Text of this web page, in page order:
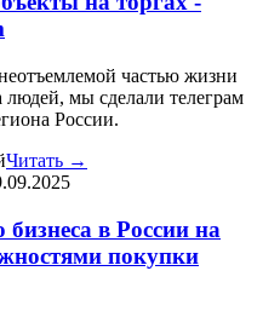
частью жизни
людей, мы сделали телеграм
России.
Читать →
в России на
покупки